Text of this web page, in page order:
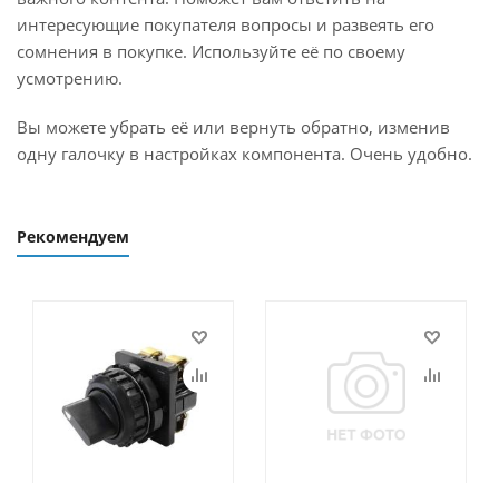
интересующие покупателя вопросы и развеять его
сомнения в покупке. Используйте её по своему
усмотрению.
Вы можете убрать её или вернуть обратно, изменив
одну галочку в настройках компонента. Очень удобно.
Рекомендуем